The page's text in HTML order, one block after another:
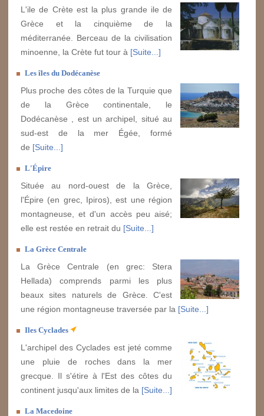
L'ile de Crète est la plus grande ile de
Grèce et la cinquième de la
méditerranée. Berceau de la civilisation
minoenne, la Crète fut tour à [Suite...]
Les îles du Dodécanèse
Plus proche des côtes de la Turquie que
de la Grèce continentale, le
Dodécanèse , est un archipel, situé au
sud-est de la mer Égée, formé
de [Suite...]
L'Épire
Située au nord-ouest de la Grèce,
l'Épire (en grec, Ipiros), est une région
montagneuse, et d'un accès peu aisé;
elle est restée en retrait du [Suite...]
La Grèce Centrale
La Grèce Centrale (en grec: Stera
Hellada) comprends parmi les plus
beaux sites naturels de Grèce. C'est
une région montagneuse traversée par la [Suite...]
Iles Cyclades
L'archipel des Cyclades est jeté comme
une pluie de roches dans la mer
grecque. Il s'étire à l'Est des côtes du
continent jusqu'aux limites de la [Suite...]
La Macedoine